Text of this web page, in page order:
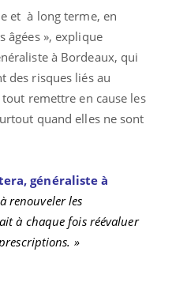
et à long terme, en
âgées », explique
à Bordeaux, qui
des risques liés au
remettre en cause les
quand elles ne sont
généraliste à
renouveler les
à chaque fois réévaluer
»